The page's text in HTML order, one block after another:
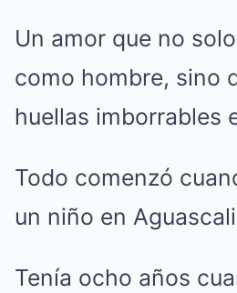
Un amor que no
como hombre, sino
huellas imborrables
Todo comenzó
un niño en
Tenía ocho años